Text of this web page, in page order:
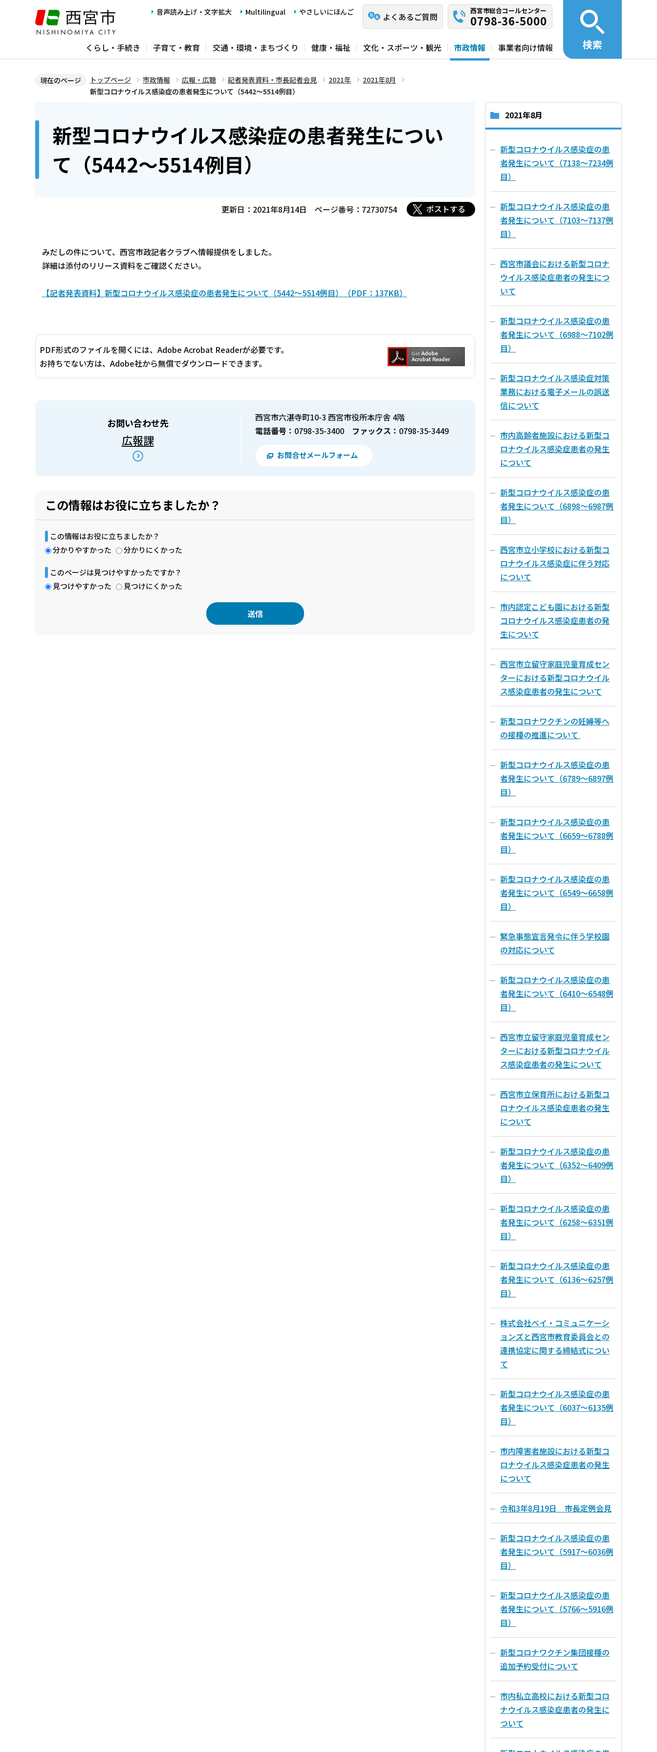
ジ
音声読み上げ・文字拡大 Multilingual やさしいにほんご よくあるご質問
西宮市総合コールセンター
0798-36-5000
くらし・手続き 子育て・教育 交通・環境・まちづくり 健康・福祉 文化・スポーツ・観光 市政情報 事業者向け情報 検索
現在のページ トップページ 市政情報 広報・広聴 記者発表資料・市長記者会見 2021年
2021年8月
新型コロナウイルス感染症の患者発生について（5442～5514例目）
新型コロナウイルス感染症の患者発生につい
て（5442～5514例目）
更新日：2021年8月14日 ページ番号：72730754 ポストする
みだしの件について、西宮市政記者クラブへ情報提供をしました。
詳細は添付のリリース資料をご確認ください。
【記者発表資料】新型コロナウイルス感染症の患者発生について（5442～5514例目）（PDF：137KB）
PDF形式のファイルを開くには、Adobe Acrobat Readerが必要です。
お持ちでない方は、Adobe社から無償でダウンロードできます。
お問い合わせ先
広報課
西宮市六湛寺町10-3 西宮市役所本庁舎 4階
電話番号： 0798-35-3400 ファックス： 0798-35-3449
お問合せメールフォーム
この情報はお役に立ちましたか？
この情報はお役に立ちましたか？
分かりやすかった
分かりにくかった
このページは見つけやすかったですか？
見つけやすかった
見つけにくかった
2021年8月
新型コロナウイルス感染症の患
者発生について（7138～7234例
目）
新型コロナウイルス感染症の患
者発生について（7103～7137例
目）
西宮市議会における新型コロナ
ウイルス感染症患者の発生につ
いて
新型コロナウイルス感染症の患
者発生について（6988～7102例
目）
新型コロナウイルス感染症対策
業務における電子メールの誤送
信について
市内高齢者施設における新型コ
ロナウイルス感染症患者の発生
について
新型コロナウイルス感染症の患
者発生について（6898～6987例
目）
西宮市立小学校における新型コ
ロナウイルス感染症に伴う対応
について
市内認定こども園における新型
コロナウイルス感染症患者の発
生について
西宮市立留守家庭児童育成セン
ターにおける新型コロナウイル
ス感染症患者の発生について
新型コロナワクチンの妊婦等へ
の接種の推進について
新型コロナウイルス感染症の患
者発生について（6789～6897例
目）
新型コロナウイルス感染症の患
者発生について（6659～6788例
目）
新型コロナウイルス感染症の患
者発生について（6549～6658例
目）
緊急事態宣言発令に伴う学校園
の対応について
新型コロナウイルス感染症の患
者発生について（6410～6548例
目）
西宮市立留守家庭児童育成セン
ターにおける新型コロナウイル
ス感染症患者の発生について
西宮市立保育所における新型コ
ロナウイルス感染症患者の発生
について
新型コロナウイルス感染症の患
者発生について（6352～6409例
目）
新型コロナウイルス感染症の患
者発生について（6258～6351例
目）
新型コロナウイルス感染症の患
者発生について（6136～6257例
目）
株式会社ベイ・コミュニケーシ
ョンズと西宮市教育委員会との
連携協定に関する締結式につい
て
新型コロナウイルス感染症の患
者発生について（6037～6135例
目）
市内障害者施設における新型コ
ロナウイルス感染症患者の発生
について
令和3年8月19日 市長定例会見
新型コロナウイルス感染症の患
者発生について（5917～6036例
目）
新型コロナウイルス感染症の患
者発生について（5766～5916例
目）
新型コロナワクチン集団接種の
追加予約受付について
市内私立高校における新型コロ
ナウイルス感染症患者の発生に
ついて